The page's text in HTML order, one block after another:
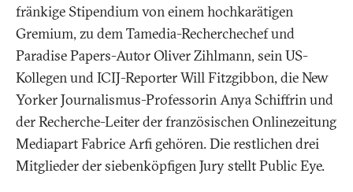
fränkige Stipendium von einem hochkarätigen
Gremium, zu dem Tamedia-Recherchechef und
Paradise Papers-Autor Oliver Zihlmann, sein US-
Kollegen und ICIJ-Reporter Will Fitzgibbon, die New
Yorker Journalismus-Professorin Anya Schiffrin und
der Recherche-Leiter der französischen Onlinezeitung
Mediapart Fabrice Arfi gehören. Die restlichen drei
Mitglieder der siebenköpfigen Jury stellt Public Eye.